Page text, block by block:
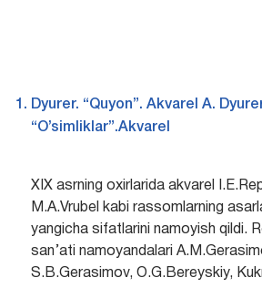
Dyurer. “Quyon”. Akvarel A.
“O’simliklar”.Akvarel
XIX asrning oxirlarida akvarel
M.A.Vrubel kabi rassomlarning
yangicha sifatlarini namoyish qildi.
san’ati namoyandalari
S.B.Gerasimov, O.G.Bereyskiy,